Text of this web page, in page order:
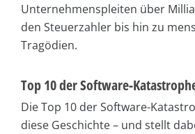
Unternehmenspleiten über
den Steuerzahler bis hin zu
Tragödien.
Top 10 der Software-
Die Top 10 der Software-
diese Geschichte – und stellt